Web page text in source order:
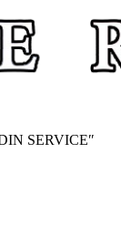
SERVICE″